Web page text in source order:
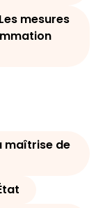
mesures
maîtrise de